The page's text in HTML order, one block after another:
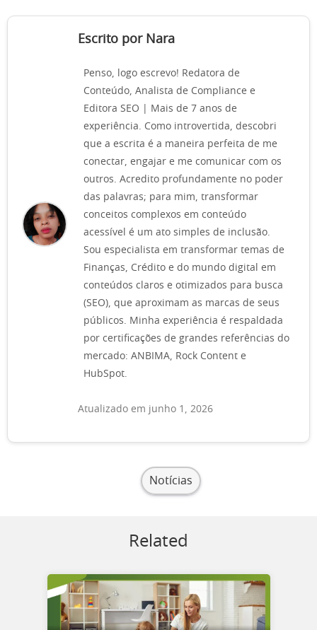
Escrito por Nara
Penso, logo escrevo! Redatora de
Conteúdo, Analista de Compliance e
Editora SEO | Mais de 7 anos de
experiência. Como introvertida, descobri
que a escrita é a maneira perfeita de me
conectar, engajar e me comunicar com os
outros. Acredito profundamente no poder
das palavras; para mim, transformar
conceitos complexos em conteúdo
acessível é um ato simples de inclusão.
Sou especialista em transformar temas de
Finanças, Crédito e do mundo digital em
conteúdos claros e otimizados para busca
(SEO), que aproximam as marcas de seus
públicos. Minha experiência é respaldada
por certificações de grandes referências do
mercado: ANBIMA, Rock Content e
HubSpot.
Atualizado em junho 1, 2026
Notícias
Related